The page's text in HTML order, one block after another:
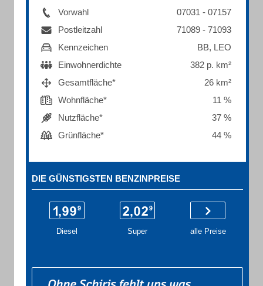
Vorwahl
07031 - 07157
Postleitzahl
71089 - 71093
Kennzeichen
BB, LEO
Einwohnerdichte
382 p. km²
Gesamtfläche*
26 km²
Wohnfläche*
11 %
Nutzfläche*
37 %
Grünfläche*
44 %
DIE GÜNSTIGSTEN BENZINPREISE
Diesel Super alle Preise